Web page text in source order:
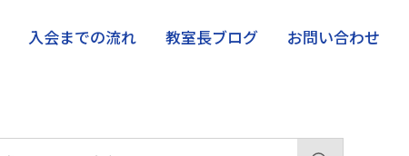
入会までの流れ 教室長ブログ お問い合わせ